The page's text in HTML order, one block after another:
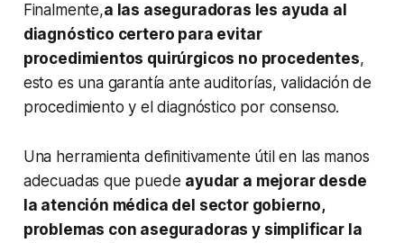
Finalmente,a las aseguradoras les ayuda al
diagnóstico certero para evitar
procedimientos quirúrgicos no procedentes,
esto es una garantía ante auditorías, validación de
procedimiento y el diagnóstico por consenso.
Una herramienta definitivamente útil en las manos
adecuadas que puede ayudar a mejorar desde
la atención médica del sector gobierno,
problemas con aseguradoras y simplificar la